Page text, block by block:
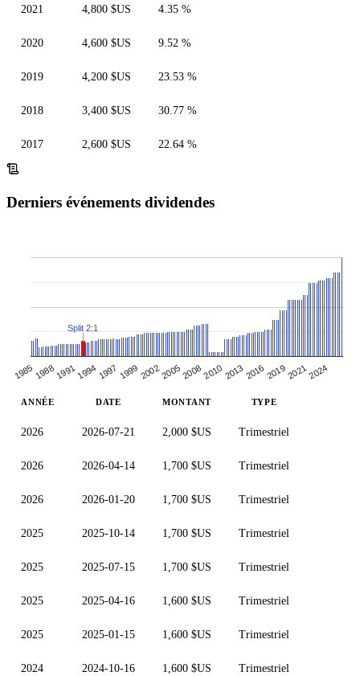
2021 4,800 $US 4.35 %
2020 4,600 $US 9.52 %
2019 4,200 $US 23.53 %
2018 3,400 $US 30.77 %
2017 2,600 $US 22.64 %
Derniers événements dividendes
1985 198819911994 1997 1999200220052008201020132016201920212024
Split 2:1
ANNÉE DATE MONTANT TYPE
2026 2026-07-21 2,000 $US Trimestriel
2026 2026-04-14 1,700 $US Trimestriel
2026 2026-01-20 1,700 $US Trimestriel
2025 2025-10-14 1,700 $US Trimestriel
2025 2025-07-15 1,700 $US Trimestriel
2025 2025-04-16 1,600 $US Trimestriel
2025 2025-01-15 1,600 $US Trimestriel
2024 2024-10-16 1,600 $US Trimestriel